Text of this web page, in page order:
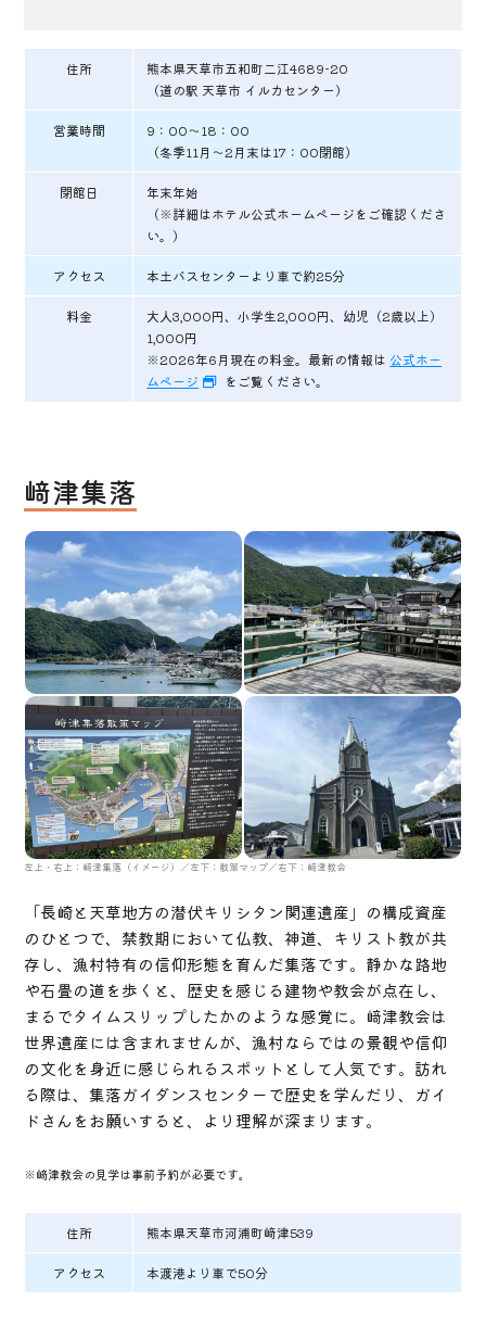
住所
熊本県天草市五和町二江4689-20
（道の駅 天草市 イルカセンター）
営業時間
9：00～18：00
（冬季11月～2月末は17：00閉館）
閉館日
年末年始
（※詳細はホテル公式ホームページをご確認くださ
い。）
アクセス 本土バスセンターより車で約25分
料金
大人3,000円、小学生2,000円、幼児（2歳以上）
1,000円
※2026年6月現在の料金。最新の情報は 公式ホー
ムページ
をご覧ください。
﨑津集落
左上・右上：﨑津集落（イメージ）／左下：散策マップ／右下：﨑津教会
「長崎と天草地方の潜伏キリシタン関連遺産」の構成資産
のひとつで、禁教期において仏教、神道、キリスト教が共
存し、漁村特有の信仰形態を育んだ集落です。静かな路地
や石畳の道を歩くと、歴史を感じる建物や教会が点在し、
まるでタイムスリップしたかのような感覚に。﨑津教会は
世界遺産には含まれませんが、漁村ならではの景観や信仰
の文化を身近に感じられるスポットとして人気です。訪れ
る際は、集落ガイダンスセンターで歴史を学んだり、ガイ
ドさんをお願いすると、より理解が深まります。
※﨑津教会の見学は事前予約が必要です。
住所 熊本県天草市河浦町﨑津539
アクセス 本渡港より車で50分